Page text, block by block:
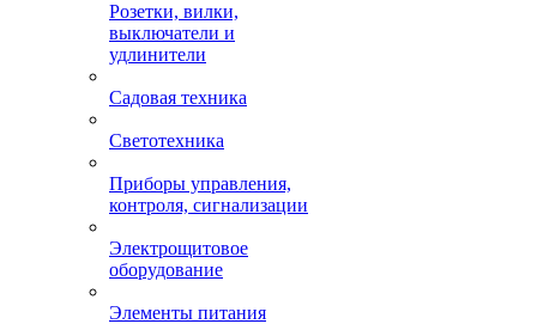
Розетки, вилки,
выключатели и
удлинители
Садовая техника
Светотехника
Приборы управления,
контроля, сигнализации
Электрощитовое
оборудование
Элементы питания